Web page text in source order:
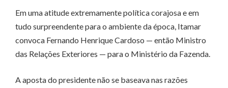
Em uma atitude extremamente política corajosa e em
tudo surpreendente para o ambiente da época, Itamar
convoca Fernando Henrique Cardoso — então Ministro
das Relações Exteriores — para o Ministério da Fazenda.
A aposta do presidente não se baseava nas razões